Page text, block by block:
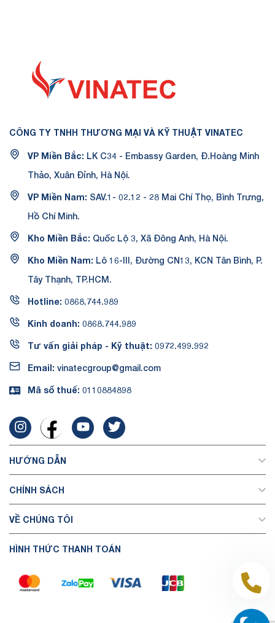
CÔNG TY TNHH THƯƠNG MẠI VÀ KỸ THUẬT VINATEC
VP Miền Bắc: LK C34 - Embassy Garden, Đ.Hoàng Minh
Thảo, Xuân Đỉnh, Hà Nội.
VP Miền Nam: SAV.1- 02.12 - 28 Mai Chí Thọ, Bình Trưng,
Hồ Chí Minh.
Kho Miền Bắc: Quốc Lộ 3, Xã Đông Anh, Hà Nội.
Kho Miền Nam: Lô 16-III, Đường CN13, KCN Tân Bình, P.
Tây Thạnh, TP.HCM.
Hotline: 0868.744.989
Kinh doanh: 0868.744.989
Tư vấn giải pháp - Kỹ thuật: 0972.499.992
Email: vinatecgroup@gmail.com
Mã số thuế: 0110884898
HƯỚNG DẪN
CHÍNH SÁCH
VỀ CHÚNG TÔI
HÌNH THỨC THANH TOÁN